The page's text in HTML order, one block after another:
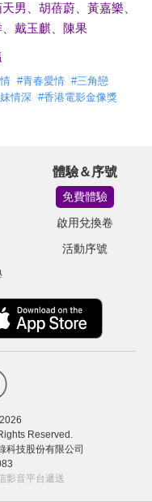
男 胡蓓蔚、 黃嘉樂
、 戴玉麒、 陳果
#青春愛情 #三角戀
情深 #香港電影金像獎
體驗＆序號
免費體驗
啟用兌換卷
活動序號
Reserved.
科技股份有限公司
影音平台遞送